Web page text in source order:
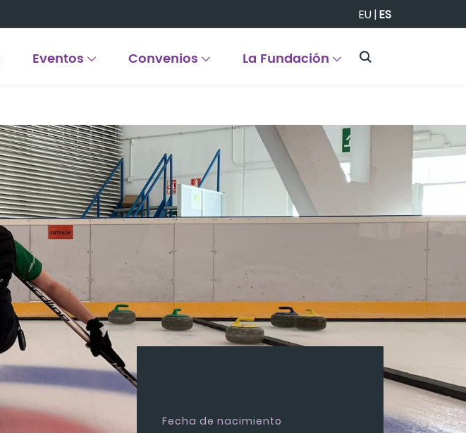
EU|ES
Eventos Convenios La Fundación
Fecha de nacimiento